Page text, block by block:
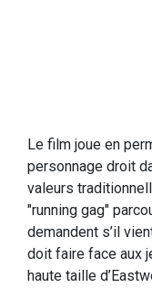
Le film joue en
personnage droit
valeurs
"running gag"
demandent s’il
doit faire face aux
haute taille